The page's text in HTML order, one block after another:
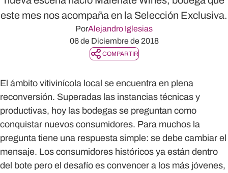
este mes nos acompaña en la Selección Exclusiva.
PorAlejandro Iglesias
06 de Diciembre de 2018
COMPARTIR
El ámbito vitivinícola local se encuentra en plena
reconversión. Superadas las instancias técnicas y
productivas, hoy las bodegas se preguntan como
conquistar nuevos consumidores. Para muchos la
pregunta tiene una respuesta simple: se debe cambiar el
mensaje. Los consumidores históricos ya están dentro
del bote pero el desafío es convencer a los más jóvenes,